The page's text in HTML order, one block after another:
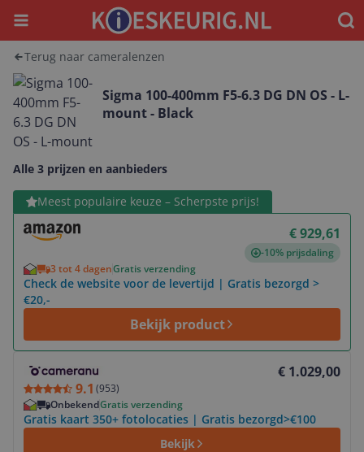
Menu
Terug naar cameralenzen
Sigma 100-400mm F5-6.3 DG DN OS - L-
mount - Black
Alle 3 prijzen en aanbieders
Meest populaire keuze – Scherpste prijs!
€ 929,61
-10% prijsdaling
3 tot 4 dagenGratis verzending
Check de website voor de levertijd | Gratis bezorgd >
€20,-
Bekijk product
Bekijk product
9.1 (953)
€ 1.029,00
OnbekendGratis verzending
Gratis kaart 350+ fotolocaties | Gratis bezorgd>€100
Bekijk